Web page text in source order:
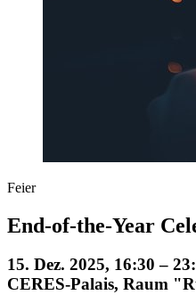
Feier
End-of-the-Year
15. Dez. 2025, 16:30 –
CERES-Palais, Raum